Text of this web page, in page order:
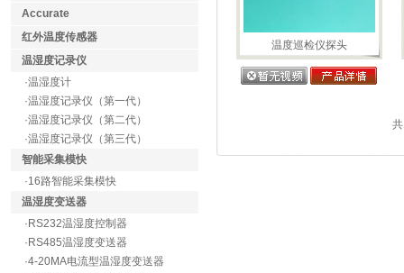
Accurate
红外温度传感器
温湿度记录仪
·温湿度计
·温湿度记录仪（第一代）
·温湿度记录仪（第二代）
·温湿度记录仪（第三代）
智能采集模快
·16路智能采集模快
温湿度变送器
·RS232温湿度控制器
·RS485温湿度变送器
·4-20MA电流型温湿度变送器
温度巡检仪探头